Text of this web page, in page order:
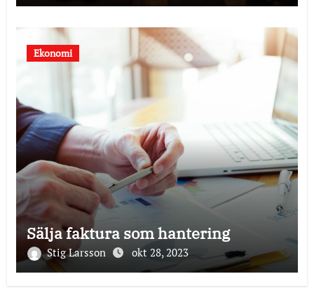
Ekonomi
Sälja faktura som hantering
Stig Larsson okt 28, 2023